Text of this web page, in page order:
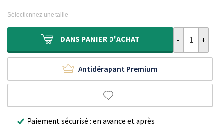
330,00 €.
229,90 €.
Sélectionnez une taille
DANS PANIER D'ACHAT
Antidérapant Premium
Paiement sécurisé : en avance et après